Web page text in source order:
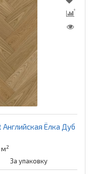
Ёлка Дуб
м2
За упаковку